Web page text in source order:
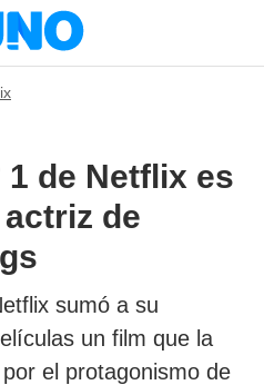
1 de Netflix es
de
sumó a su
un film que la
el protagonismo de